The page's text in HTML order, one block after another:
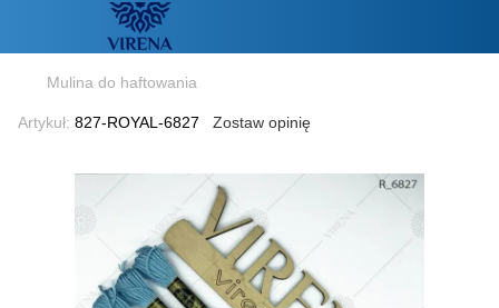
Mulina do haftowania
Artykuł: 827-ROYAL-6827 Zostaw opinię